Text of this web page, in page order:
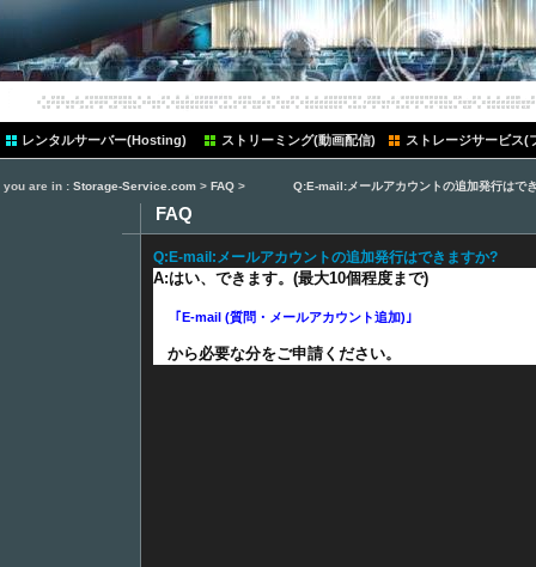
レンタルサーバー(Hosting) ストリーミング(動画配信)
ten ストレージサービス(
you are in : Storage-Service.com > FAQ > Q:E-mail:メールアカウントの追加発行はで
FAQ
Q:E-mail:メールアカウントの追加発行はできますか?
A:はい、できます。(最大10個程度まで)
｢E-mail (質問・メールアカウント追加)｣
から必要な分をご申請ください。